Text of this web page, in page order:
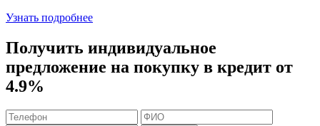
Узнать подробнее
Получить индивидуальное
предложение на покупку в кредит от
4.9%